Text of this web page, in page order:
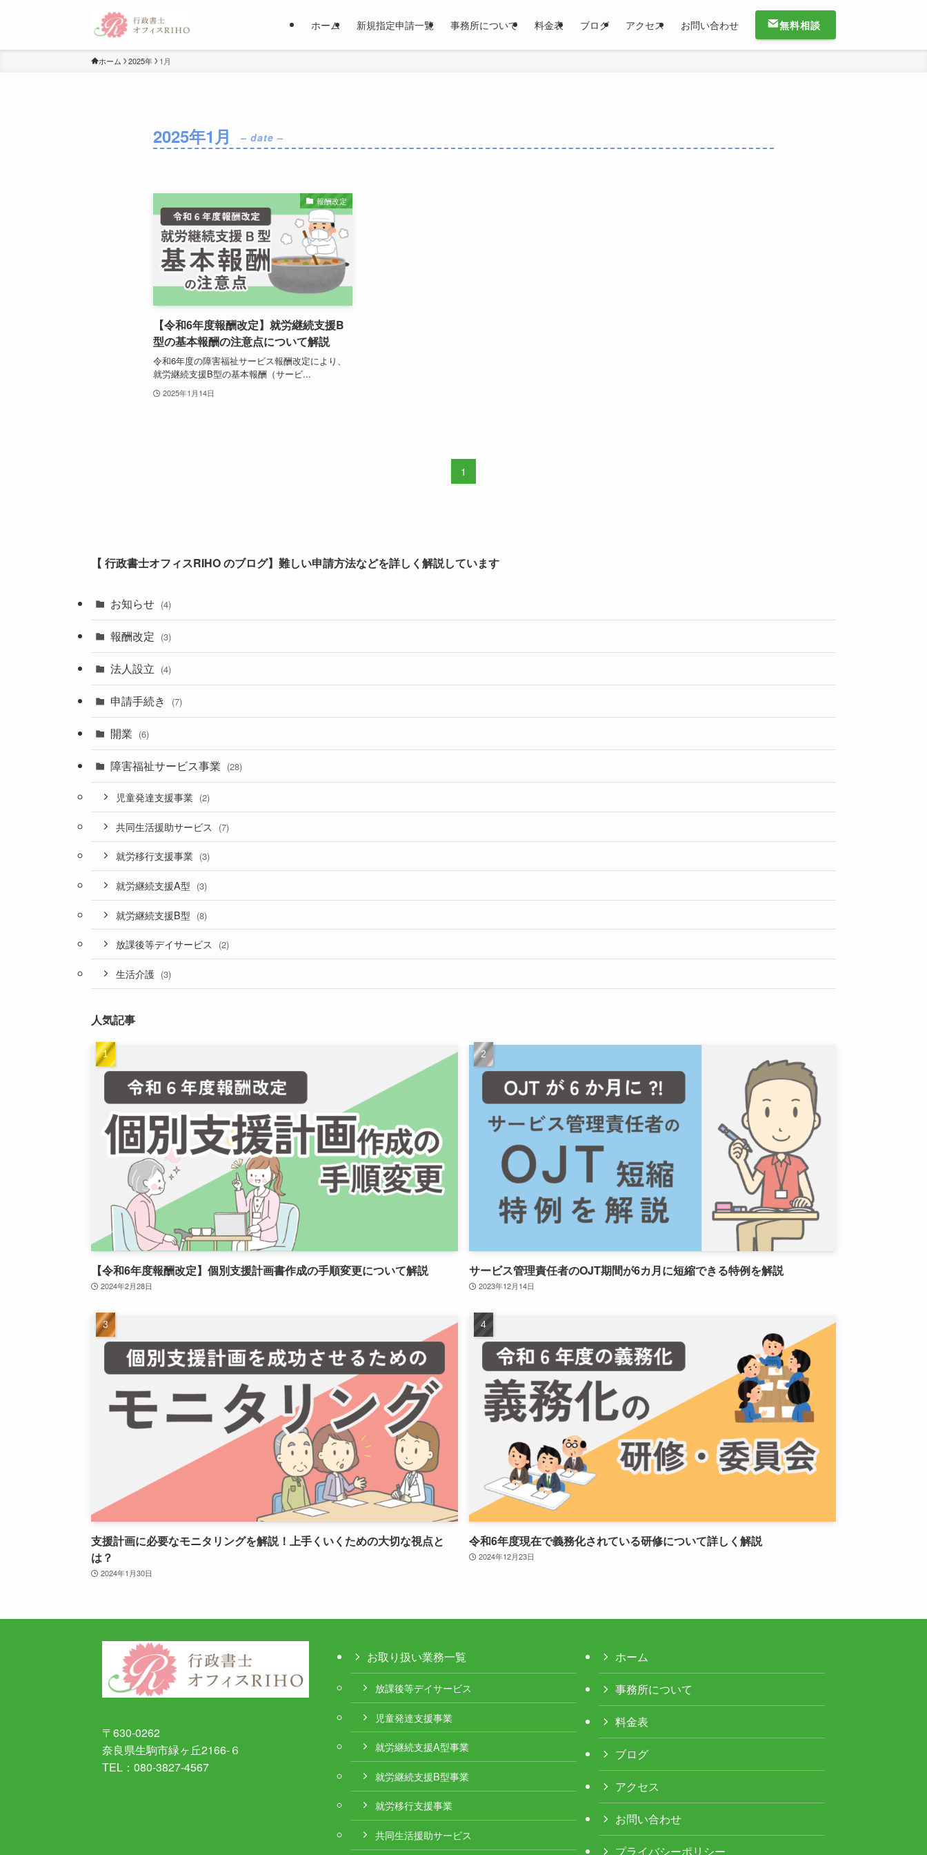
ホーム 新規指定申請一覧 事務所について 料金表 ブログ アクセス お問い合わせ 無料相談
ホーム 2025年 1月
2025年1月 – date –
報酬改定
【令和6年度報酬改定】就労継続支援B
型の基本報酬の注意点について解説
令和6年度の障害福祉サービス報酬改定により、
就労継続支援B型の基本報酬（サービ...
2025年1月14日
1
【 行政書士オフィスRIHO のブログ】難しい申請方法などを詳しく解説しています
お知らせ (4)
報酬改定 (3)
法人設立 (4)
申請手続き (7)
開業 (6)
障害福祉サービス事業 (28)
児童発達支援事業 (2)
共同生活援助サービス (7)
就労移行支援事業 (3)
就労継続支援A型 (3)
就労継続支援B型 (8)
放課後等デイサービス (2)
生活介護 (3)
人気記事
【令和6年度報酬改定】個別支援計画書作成の手順変更について解説
2024年2月28日
サービス管理責任者のOJT期間が6カ月に短縮できる特例を解説
2023年12月14日
支援計画に必要なモニタリングを解説！上手くいくための大切な視点と
は？
2024年1月30日
令和6年度現在で義務化されている研修について詳しく解説
2024年12月23日
〒630-0262
奈良県生駒市緑ヶ丘2166-６
TEL：080-3827-4567
お取り扱い業務一覧
放課後等デイサービス
児童発達支援事業
就労継続支援A型事業
就労継続支援B型事業
就労移行支援事業
共同生活援助サービス
ホーム
事務所について
料金表
ブログ
アクセス
お問い合わせ
プライバシーポリシー